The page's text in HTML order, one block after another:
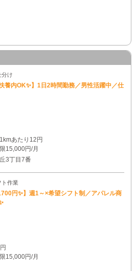
分け
養内OK✨】1日2時間勤務／男性活躍中／仕
あたり12円
15,000円/月
3丁目7番
ト作業
円✨】週1～×希望シフト制／アパレル商
15,000円/月